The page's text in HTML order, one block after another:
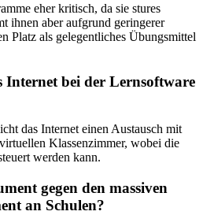
eher kritisch, da sie stures
ihnen aber aufgrund geringerer
Platz als gelegentliches Übungsmittel
Internet bei der Lernsoftware
das Internet einen Austausch mit
Klassenzimmer, wobei die
werden kann.
gegen den massiven
an Schulen?